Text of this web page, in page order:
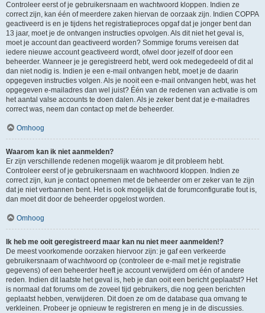
Controleer eerst of je gebruikersnaam en wachtwoord kloppen. Indien ze
correct zijn, kan één of meerdere zaken hiervan de oorzaak zijn. Indien COPPA
geactiveerd is en je tijdens het registratieproces opgaf dat je jonger bent dan
13 jaar, moet je de ontvangen instructies opvolgen. Als dit niet het geval is,
moet je account dan geactiveerd worden? Sommige forums vereisen dat
iedere nieuwe account geactiveerd wordt, ofwel door jezelf of door een
beheerder. Wanneer je je geregistreerd hebt, werd ook medegedeeld of dit al
dan niet nodig is. Indien je een e-mail ontvangen hebt, moet je de daarin
opgegeven instructies volgen. Als je nooit een e-mail ontvangen hebt, was het
opgegeven e-mailadres dan wel juist? Één van de redenen van activatie is om
het aantal valse accounts te doen dalen. Als je zeker bent dat je e-mailadres
correct was, neem dan contact op met de beheerder.
Omhoog
Waarom kan ik niet aanmelden?
Er zijn verschillende redenen mogelijk waarom je dit probleem hebt.
Controleer eerst of je gebruikersnaam en wachtwoord kloppen. Indien ze
correct zijn, kun je contact opnemen met de beheerder om er zeker van te zijn
dat je niet verbannen bent. Het is ook mogelijk dat de forumconfiguratie fout is,
dan moet dit door de beheerder opgelost worden.
Omhoog
Ik heb me ooit geregistreerd maar kan nu niet meer aanmelden!?
De meest voorkomende oorzaken hiervoor zijn: je gaf een verkeerde
gebruikersnaam of wachtwoord op (controleer de e-mail met je registratie
gegevens) of een beheerder heeft je account verwijderd om één of andere
reden. Indien dit laatste het geval is, heb je dan ooit een bericht geplaatst? Het
is normaal dat forums om de zoveel tijd gebruikers, die nog geen berichten
geplaatst hebben, verwijderen. Dit doen ze om de database qua omvang te
verkleinen. Probeer je opnieuw te registreren en meng je in de discussies.